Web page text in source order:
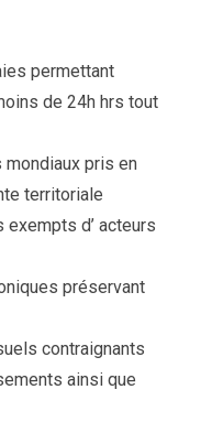
permettant
de 24h hrs tout
pris en
territoriale
d’ acteurs
préservant
contraignants
ainsi que